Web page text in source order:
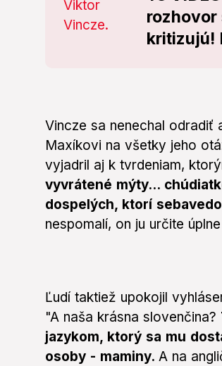
rozhovor
kritizujú!
Vincze sa nenechal
Maxíkovi na všetky jeho
vyjadril aj k tvrdeniam,
vyvrátené mýty...
dospelých, ktorí
nespomalí, on ju určite
Ľudí taktiež upokojil
"A naša krásna slovenčina?
jazykom, ktorý sa mu
osoby - maminy. A na